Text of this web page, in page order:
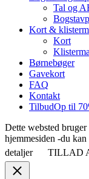
Tal og
Kort &
Kort
Børnebøger
Gavekort
FAQ
Kontakt
TilbudOp til
Dette websted
hjemmesiden -du
detaljer
TILLAD